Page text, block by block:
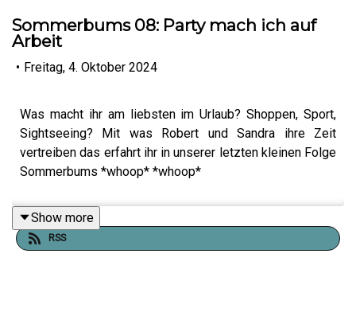
Sommerbums 08: Party mach ich auf
Arbeit
• Freitag, 4. Oktober 2024
Was macht ihr am liebsten im Urlaub? Shoppen, Sport,
Sightseeing? Mit was Robert und Sandra ihre Zeit
vertreiben das erfahrt ihr in unserer letzten kleinen Folge
Sommerbums *whoop* *whoop*
Show more
RSS